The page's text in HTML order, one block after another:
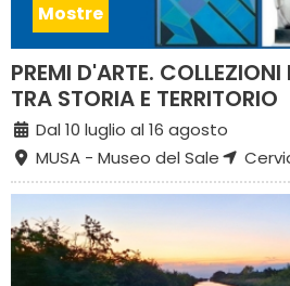
Mostre
PREMI D'ARTE.
TRA STORIA E TERRITORIO
Dal 10 luglio al 16 agosto
MUSA - Museo del Sale